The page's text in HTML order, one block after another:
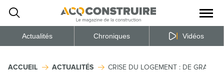
la
du
Actualités Chroniques Vidéos
ACCUEIL ACTUALITÉS CRISE DU LOGEMENT : DE GRANDS